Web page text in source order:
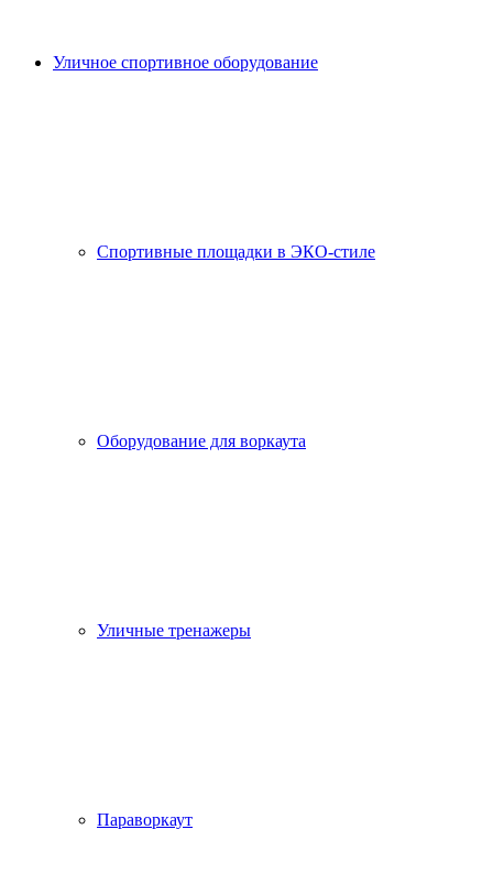
Уличное спортивное оборудование
Спортивные площадки в ЭКО-стиле
Оборудование для воркаута
Уличные тренажеры
Параворкаут